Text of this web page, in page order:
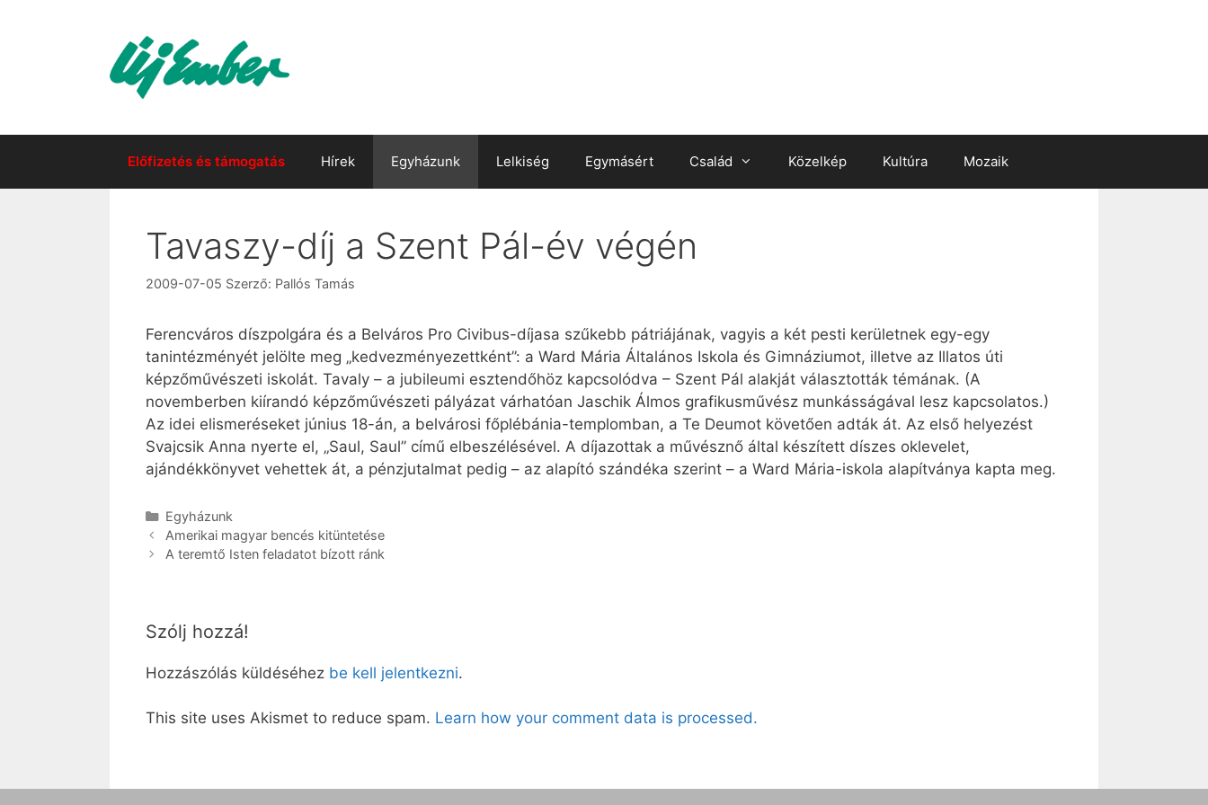
Előfizetés és támogatás Hírek Egyházunk Lelkiség Egymásért Család Közelkép Kultúra Mozaik
Tavaszy-díj a Szent Pál-év végén
2009-07-05 Szerző: Pallós Tamás
Ferencváros díszpolgára és a Belváros Pro Civibus-díjasa szűkebb pátriájának, vagyis a két pesti kerületnek egy-egy
tanintézményét jelölte meg „kedvezményezettként”: a Ward Mária Általános Iskola és Gimnáziumot, illetve az Illatos úti
képzőművészeti iskolát. Tavaly – a jubileumi esztendőhöz kapcsolódva – Szent Pál alakját választották témának. (A
novemberben kiírandó képzőművészeti pályázat várhatóan Jaschik Álmos grafikusművész munkásságával lesz kapcsolatos.)
Az idei elismeréseket június 18-án, a belvárosi főplébánia-templomban, a Te Deumot követően adták át. Az első helyezést
Svajcsik Anna nyerte el, „Saul, Saul” című elbeszélésével. A díjazottak a művésznő által készített díszes oklevelet,
ajándékkönyvet vehettek át, a pénzjutalmat pedig – az alapító szándéka szerint – a Ward Mária-iskola alapítványa kapta meg.
Kategória
Egyházunk
Amerikai magyar bencés kitüntetése
A teremtő Isten feladatot bízott ránk
Szólj hozzá!
Hozzászólás küldéséhez be kell jelentkezni.
This site uses Akismet to reduce spam. Learn how your comment data is processed.